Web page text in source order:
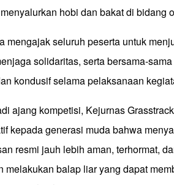
hobi dan bakat di bidang
mengajak seluruh peserta untuk
solidaritas, serta bersama-
kondusif selama pelaksanaan
ajang kompetisi, Kejurnas
kepada generasi muda bahwa
resmi jauh lebih aman, terhormat,
melakukan balap liar yang dapat